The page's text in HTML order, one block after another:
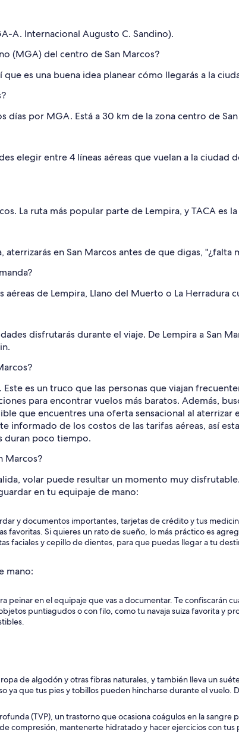
A. Internacional Augusto C. Sandino).
(MGA) del centro de San Marcos?
es una buena idea planear cómo llegarás a la
por MGA. Está a 30 km de la zona centro de
elegir entre 4 líneas aéreas que vuelan a la
La ruta más popular parte de Lempira, y TACA es
aterrizarás en San Marcos antes de que digas, "¿falta
de Lempira, Llano del Muerto o La Herradura
disfrutarás durante el viaje. De Lempira a San
es un truco que las personas que viajan
para encontrar vuelos más baratos. Además,
que encuentres una oferta sensacional al
informado de los costos de las tarifas aéreas, así
duran poco tiempo.
Marcos?
volar puede resultar un momento muy
en tu equipaje de mano:
y documentos importantes, tarjetas de crédito y tus
favoritas. Si quieres un rato de sueño, lo más práctico es
faciales y cepillo de dientes, para que puedas llegar a tu
mano:
peinar en el equipaje que vas a documentar. Te confiscarán
puntiagudos o con filo, como tu navaja suiza favorita y
de algodón y otras fibras naturales, y también lleva un
ya que tus pies y tobillos pueden hincharse durante el vuelo.
(TVP), un trastorno que ocasiona coágulos en la
compresión, mantenerte hidratado y hacer ejercicios con